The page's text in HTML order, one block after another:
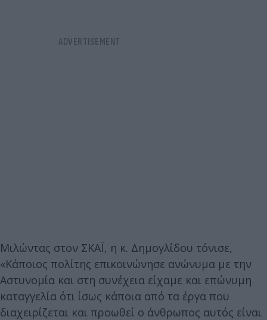
Μιλώντας στον ΣΚΑΪ, η κ. Δημογλίδου τόνισε,
«Κάποιος πολίτης επικοινώνησε ανώνυμα με την
Αστυνομία και στη συνέχεια είχαμε και επώνυμη
καταγγελία ότι ίσως κάποια από τα έργα που
διαχειρίζεται και προωθεί ο άνθρωπος αυτός είναι